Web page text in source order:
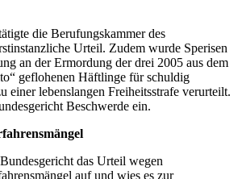
die Berufungskammer des
Urteil. Zudem wurde Sperisen
an der Ermordung der drei 2005 aus dem
geflohenen Häftlinge für schuldig
einer lebenslangen Freiheitsstrafe verurteilt.
Beschwerde ein.
das Urteil wegen
auf und wies es zur